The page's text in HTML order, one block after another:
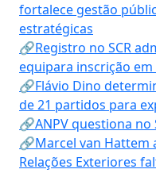
fortalece gestão
estratégicas
🔗Registro no SCR
equipara inscrição
🔗Flávio Dino
de 21 partidos para
🔗ANPV questiona no
🔗Marcel van Hattem
Relações Exteriores